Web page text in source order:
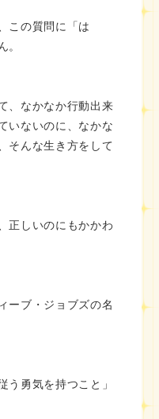
この質問に「は
。
、なかなか行動出来
いないのに、なかな
そんな生き方をして
正しいのにもかかわ
ーブ・ジョブズの名
う勇気を持つこと」